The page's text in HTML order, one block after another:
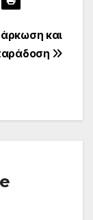
και